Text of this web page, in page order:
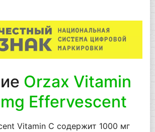
Orzax Vitamin
Effervescent
Vitamin C содержит 1000 мг